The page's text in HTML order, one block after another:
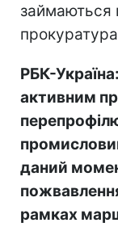
займаються
РБК-
активним
даний
рамках